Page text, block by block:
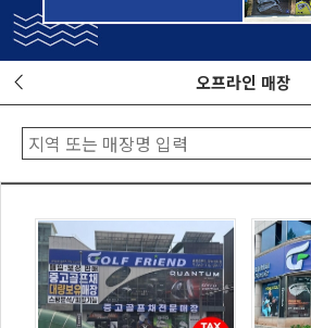
오프라인 매장